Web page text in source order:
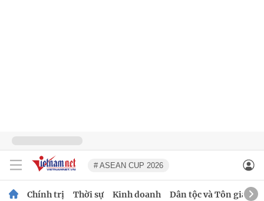
# ASEAN CUP 2026
Chính trị Thời sự Kinh doanh Dân tộc và Tôn giáo